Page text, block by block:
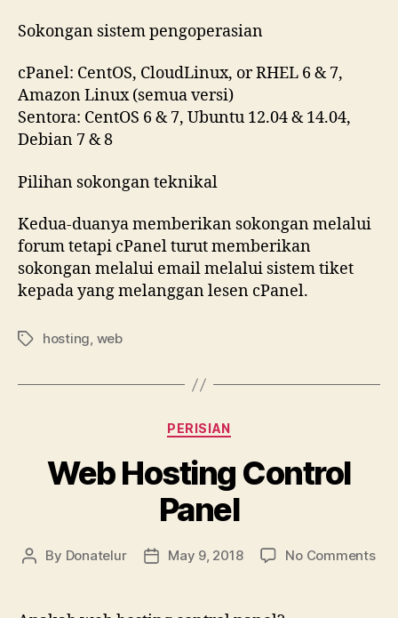
Sokongan sistem pengoperasian
cPanel: CentOS, CloudLinux, or RHEL 6 & 7,
Amazon Linux (semua versi)
Sentora: CentOS 6 & 7, Ubuntu 12.04 & 14.04,
Debian 7 & 8
Pilihan sokongan teknikal
Kedua-duanya memberikan sokongan melalui
forum tetapi cPanel turut memberikan
sokongan melalui email melalui sistem tiket
kepada yang melanggan lesen cPanel.
Tagshosting, web
Categories
PERISIAN
Web Hosting Control
Panel
Post
By Donatelur
PostMay 9, 2018 No Commentson